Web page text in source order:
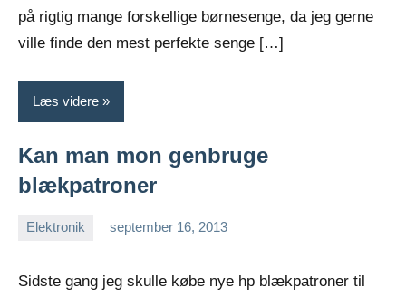
på rigtig mange forskellige børnesenge, da jeg gerne
ville finde den mest perfekte senge […]
Læs videre
Kan man mon genbruge
blækpatroner
Elektronik september 16, 2013
Sidste gang jeg skulle købe nye hp blækpatroner til